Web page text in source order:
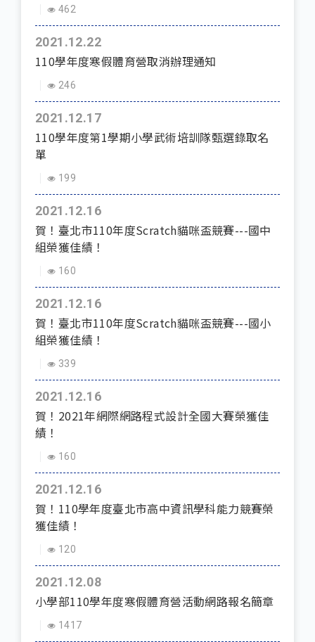
462
2021.12.22
110學年度寒假體育營取消辦理通知
246
2021.12.17
110學年度第1學期小學武術培訓隊甄選錄取名
單
199
2021.12.16
賀！臺北市110年度Scratch貓咪盃競賽---國中
組榮獲佳績！
160
2021.12.16
賀！臺北市110年度Scratch貓咪盃競賽---國小
組榮獲佳績！
339
2021.12.16
賀！2021年網際網路程式設計全國大賽榮獲佳
績！
160
2021.12.16
賀！110學年度臺北市高中資訊學科能力競賽榮
獲佳績！
120
2021.12.08
小學部110學年度寒假體育營活動網路報名簡章
1417